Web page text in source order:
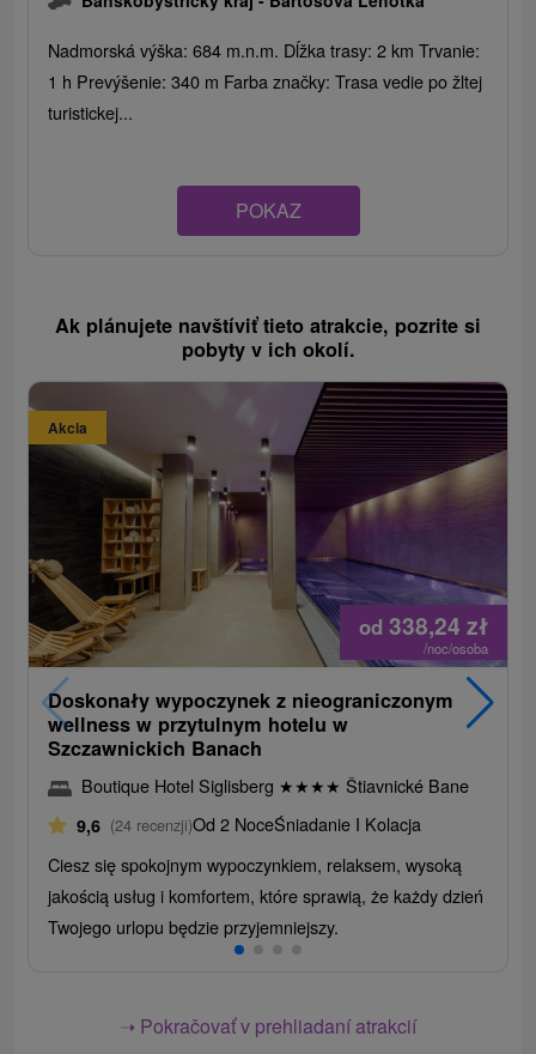
Nadmorská výška: 684 m.n.m. Dĺžka trasy: 2 km Trvanie:
1 h Prevýšenie: 340 m Farba značky: Trasa vedie po žltej
turistickej...
POKAZ
Ak plánujete navštíviť tieto atrakcie, pozrite si
pobyty v ich okolí.
Akcia
od 338,24zł
/noc/osoba
Doskonały wypoczynek z nieograniczonym
wellness w przytulnym hotelu w
Szczawnickich Banach
Boutique Hotel Siglisberg ★★★★ Štiavnické Bane
9,6 (24 recenzji)Od 2 NoceŚniadanie I Kolacja
Ciesz się spokojnym wypoczynkiem, relaksem, wysoką
jakością usług i komfortem, które sprawią, że każdy dzień
Twojego urlopu będzie przyjemniejszy.
➝ Pokračovať v prehliadaní atrakcií